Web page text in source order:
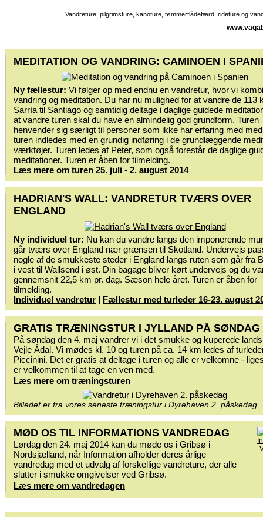
Vandreture, pilgrimsture, kanoture, tømmerflådefærd, rideture og
MEDITATION OG VANDRING: CAMINOEN I
Ny fællestur: Vi følger op med endnu en vandretur, hvor vi
vandring og meditation. Du har nu mulighed for at vandre de 113
Sarría til Santiago og samtidig deltage i daglige guidede
at vandre turen skal du have en almindelig god grundform. Turen
henvender sig særligt til personer som ikke har erfaring med
turen indledes med en grundig indføring i de grundlæggende
værktøjer. Turen ledes af Peter, som også forestår de daglige
meditationer. Turen er åben for tilmelding.
Læs mere om turen 25. juli - 2. august 2014
HADRIAN'S WALL: VANDRETUR TVÆRS OVER
ENGLAND
Ny individuel tur: Nu kan du vandre langs den imponerende
går tværs over England nær grænsen til Skotland. Undervejs
nogle af de smukkeste steder i England langs ruten som går fra
i vest til Wallsend i øst. Din bagage bliver kørt undervejs og du
gennemsnit 22,5 km pr. dag. Sæson hele året. Turen er åben for
tilmelding.
Individuel vandretur | Fællestur med turleder 16-23. august
GRATIS TRÆNINGSTUR I JYLLAND PÅ SØNDAG
På søndag den 4. maj vandrer vi i det smukke og kuperede
Vejle Ådal. Vi mødes kl. 10 og turen på ca. 14 km ledes af
Piccinini. Det er gratis at deltage i turen og alle er velkomne -
er velkommen til at tage en ven med.
Læs mere om træningsturen
Billedet er fra vores seneste træningstur i Dyrehaven 2. påskedag
MØD OS TIL INFORMATIONS VANDREDAG
Lørdag den 24. maj 2014 kan du møde os i Gribsø i
Nordsjælland, når Information afholder deres årlige
vandredag med et udvalg af forskellige vandreture, der alle
slutter i smukke omgivelser ved Gribsø.
Læs mere om vandredagen